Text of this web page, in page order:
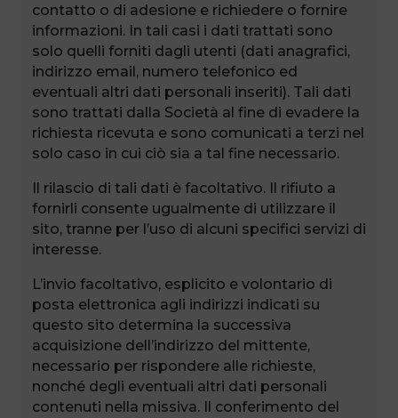
contatto o di adesione e richiedere o fornire
informazioni. In tali casi i dati trattati sono
solo quelli forniti dagli utenti (dati anagrafici,
indirizzo email, numero telefonico ed
eventuali altri dati personali inseriti). Tali dati
sono trattati dalla Società al fine di evadere la
richiesta ricevuta e sono comunicati a terzi nel
solo caso in cui ciò sia a tal fine necessario.
Il rilascio di tali dati è facoltativo. Il rifiuto a
fornirli consente ugualmente di utilizzare il
sito, tranne per l’uso di alcuni specifici servizi di
interesse.
L’invio facoltativo, esplicito e volontario di
posta elettronica agli indirizzi indicati su
questo sito determina la successiva
acquisizione dell’indirizzo del mittente,
necessario per rispondere alle richieste,
nonché degli eventuali altri dati personali
contenuti nella missiva. Il conferimento del